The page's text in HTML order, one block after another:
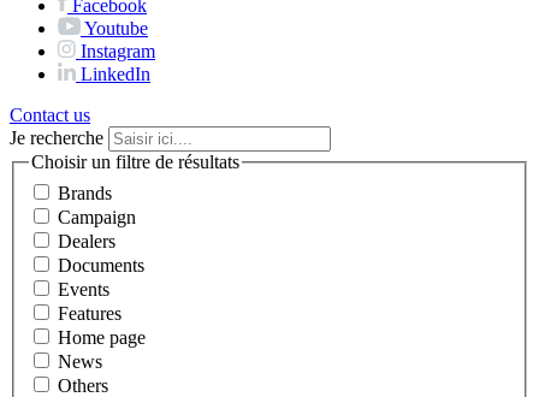
Facebook
Youtube
Instagram
LinkedIn
Contact us
Je recherche
Choisir un filtre de résultats
Brands
Campaign
Dealers
Documents
Events
Features
Home page
News
Others